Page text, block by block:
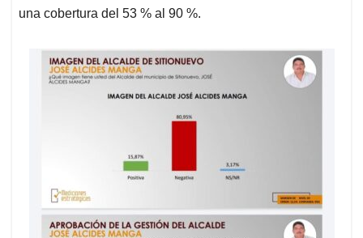
una cobertura del 53 % al 90 %.